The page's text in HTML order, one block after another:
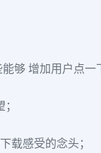
够 增加用户点一
载感受的念头；